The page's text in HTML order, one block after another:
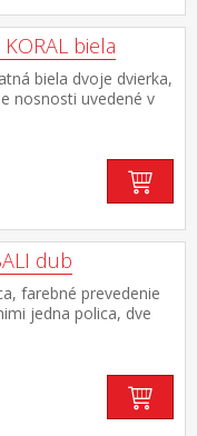
biela
biela dvoje dvierka,
nosnosti uvedené v
zostavy KORAL
dub
farebné prevedenie
jedna polica, dve
uvedené v návode na